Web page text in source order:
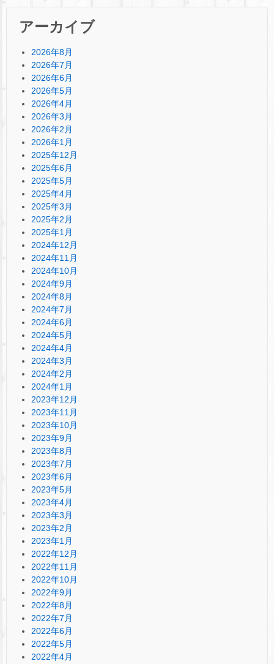
アーカイブ
2026年8月
2026年7月
2026年6月
2026年5月
2026年4月
2026年3月
2026年2月
2026年1月
2025年12月
2025年6月
2025年5月
2025年4月
2025年3月
2025年2月
2025年1月
2024年12月
2024年11月
2024年10月
2024年9月
2024年8月
2024年7月
2024年6月
2024年5月
2024年4月
2024年3月
2024年2月
2024年1月
2023年12月
2023年11月
2023年10月
2023年9月
2023年8月
2023年7月
2023年6月
2023年5月
2023年4月
2023年3月
2023年2月
2023年1月
2022年12月
2022年11月
2022年10月
2022年9月
2022年8月
2022年7月
2022年6月
2022年5月
2022年4月